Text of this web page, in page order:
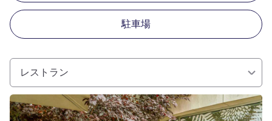
駐車場
レストラン
詳細を表示